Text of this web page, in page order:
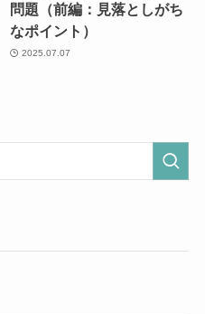
問題（前編：見落としがち
なポイント）
2025.07.07